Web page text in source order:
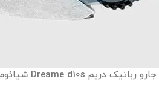
جارو رباتیک دریم Dreame d10s شیائومی